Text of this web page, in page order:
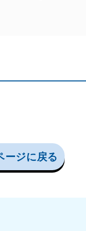
ージに戻る